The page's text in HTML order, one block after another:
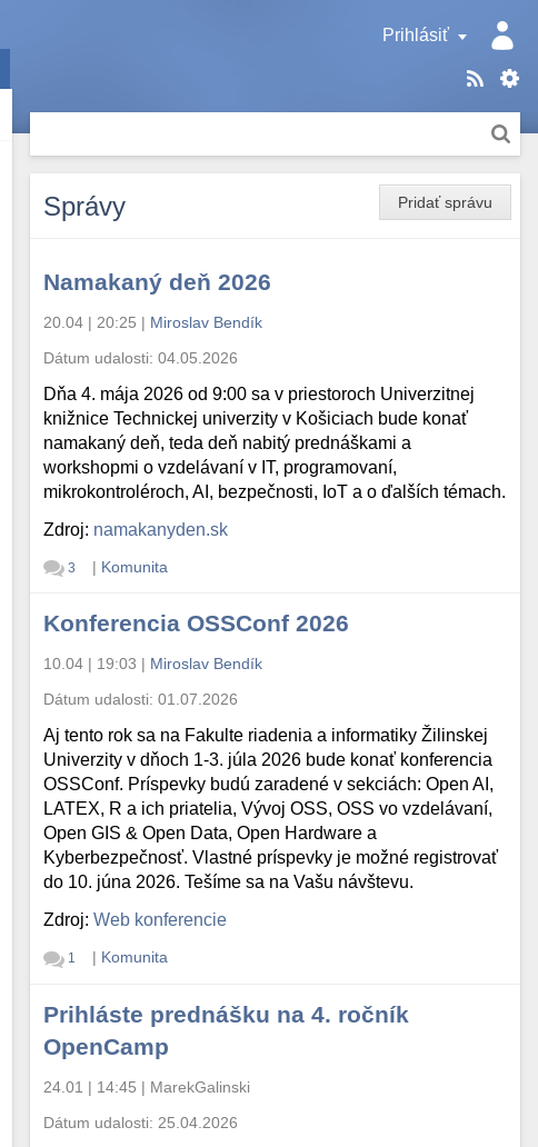
Prihlásiť
Pridať správu
Správy
Namakaný deň 2026
20.04 | 20:25 | Miroslav Bendík
Dátum udalosti:04.05.2026
Dňa 4. mája 2026 od 9:00 sa v priestoroch Univerzitnej
knižnice Technickej univerzity v Košiciach bude konať
namakaný deň, teda deň nabitý prednáškami a
workshopmi o vzdelávaní v IT, programovaní,
mikrokontroléroch, AI, bezpečnosti, IoT a o ďalších témach.
Zdroj: namakanyden.sk
3 | Komunita
Konferencia OSSConf 2026
10.04 | 19:03 | Miroslav Bendík
Dátum udalosti:01.07.2026
Aj tento rok sa na Fakulte riadenia a informatiky Žilinskej
Univerzity v dňoch 1-3. júla 2026 bude konať konferencia
OSSConf. Príspevky budú zaradené v sekciách: Open AI,
LATEX, R a ich priatelia, Vývoj OSS, OSS vo vzdelávaní,
Open GIS & Open Data, Open Hardware a
Kyberbezpečnosť. Vlastné príspevky je možné registrovať
do 10. júna 2026. Tešíme sa na Vašu návštevu.
Zdroj:Web konferencie
1 | Komunita
Prihláste prednášku na 4. ročník
OpenCamp
24.01 | 14:45 | MarekGalinski
Dátum udalosti: 25.04.2026